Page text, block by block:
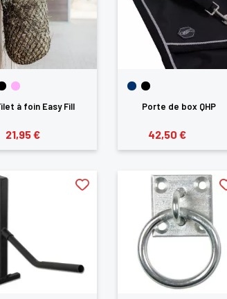
à foin Easy Fill
21,95 €
Porte de box QHP
42,50 €